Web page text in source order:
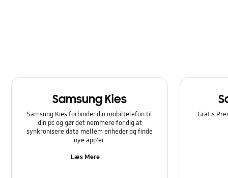
Sådan bruger du det
Samsung Kies
Samsung Kies forbinder din mobiltelefon til
din pc og gør det nemmere for dig at
synkronisere data mellem enheder og finde
nye app'er.
Læs Mere
Gratis